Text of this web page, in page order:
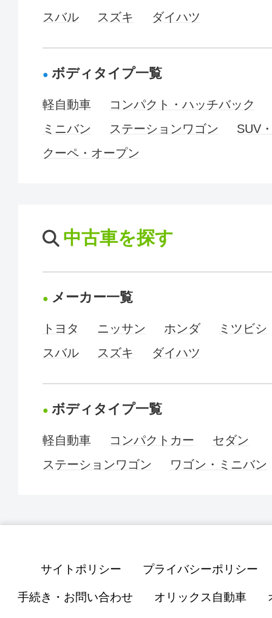
スバル
スズキ ダイハツ
ボディタイプ一覧
軽自動車
コンパクト・ハッチバック
ミニバン
ステーションワゴン
SUV
クーペ・オープン
中古車を探す
メーカー一覧
トヨタ ニッサン ホンダ
ミツビシ
スバル
スズキ ダイハツ
ボディタイプ一覧
軽自動車 コンパクトカー
セダン
ステーションワゴン
ワゴン・ミニバン
サイトポリシー プライバシーポリシー
手続き・お問い合わせ オリックス自動車